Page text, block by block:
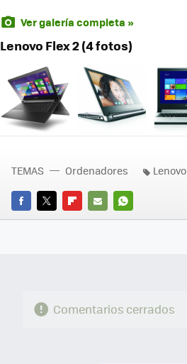
Ver galería completa »
Lenovo Flex 2 (4 fotos)
FACEBOOK
TWITTERFLIPBOARD
E-
WHATSAPP
TEMAS Ordenadores Lenovo
Comentarios cerrados